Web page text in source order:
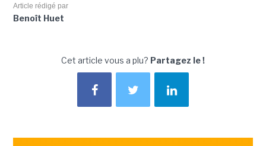
Article rédigé par
Benoît Huet
Cet article vous a plu? Partagez le !